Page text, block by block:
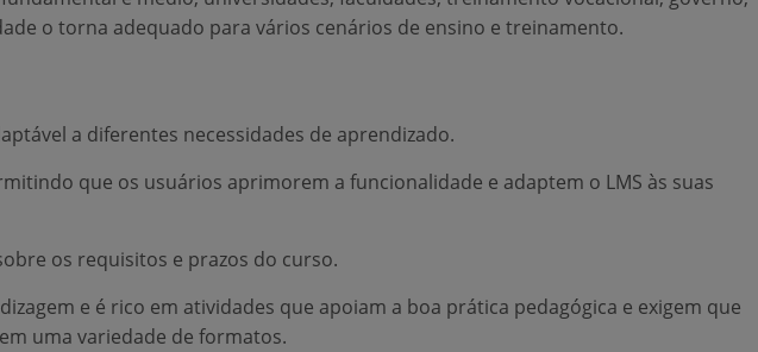
o torna adequado para vários cenários de ensino e treinamento.
a diferentes necessidades de aprendizado.
que os usuários aprimorem a funcionalidade e adaptem o LMS às suas
os requisitos e prazos do curso.
e é rico em atividades que apoiam a boa prática pedagógica e exigem que
uma variedade de formatos.